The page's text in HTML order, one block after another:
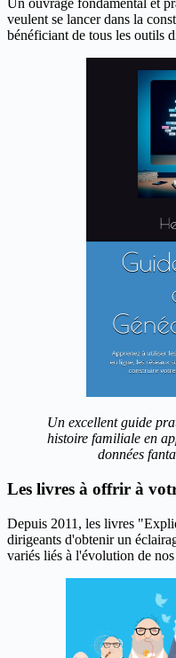
Un ouvrage fondamental et
veulent se lancer dans la
bénéficiant de tous les outils
Un excellent guide
histoire familiale en
données
Les livres à offrir à
Depuis 2011, les livres
dirigeants d'obtenir un
variés liés à l'évolution de